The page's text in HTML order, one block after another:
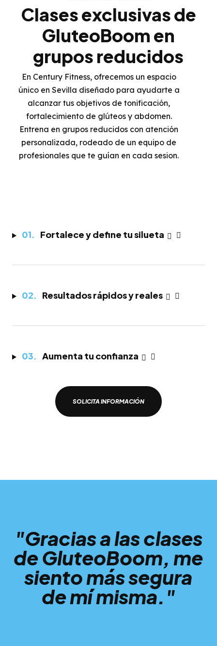
Clases exclusivas de
GluteoBoom en
grupos reducidos
En Century Fitness, ofrecemos un espacio
único en Sevilla diseñado para ayudarte a
alcanzar tus objetivos de tonificación,
fortalecimiento de glúteos y abdomen.
Entrena en grupos reducidos con atención
personalizada, rodeado de un equipo de
profesionales que te guían en cada sesion.
Fortalece y define tu silueta
Resultados rápidos y reales
Aumenta tu confianza
SOLICITA INFORMACIÓN
"Gracias a las clases
de GluteoBoom, me
siento más segura
de mí misma."